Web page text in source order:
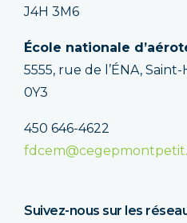
J4H 3M6
École nationale
5555, rue de l’ÉNA,
0Y3
450 646-4622
Suivez-nous sur les